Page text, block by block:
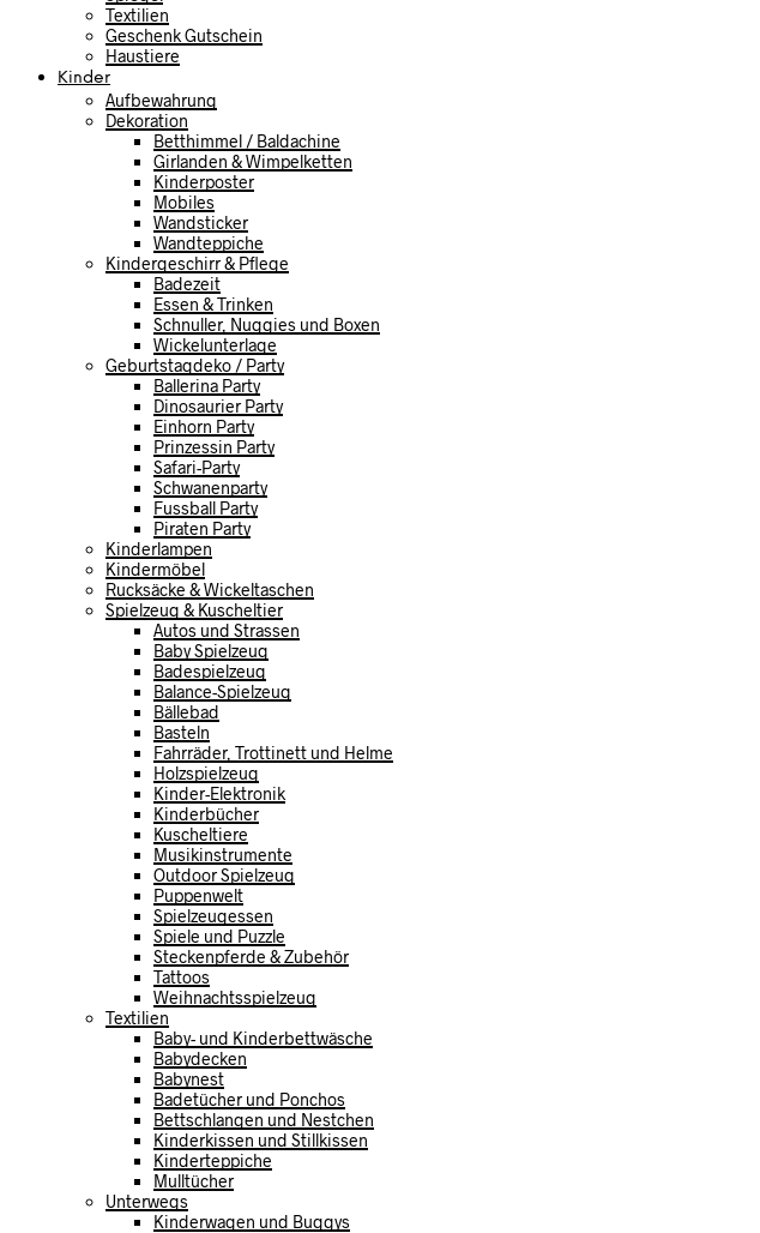
Textilien
Geschenk Gutschein
Haustiere
Kinder
Aufbewahrung
Dekoration
Betthimmel / Baldachine
Girlanden & Wimpelketten
Kinderposter
Mobiles
Wandsticker
Wandteppiche
Kindergeschirr & Pflege
Badezeit
Essen & Trinken
Schnuller, Nuggies und Boxen
Wickelunterlage
Geburtstagdeko / Party
Ballerina Party
Dinosaurier Party
Einhorn Party
Prinzessin Party
Safari-Party
Schwanenparty
Fussball Party
Piraten Party
Kinderlampen
Kindermöbel
Rucksäcke & Wickeltaschen
Spielzeug & Kuscheltier
Autos und Strassen
Baby Spielzeug
Badespielzeug
Balance-Spielzeug
Bällebad
Basteln
Fahrräder, Trottinett und Helme
Holzspielzeug
Kinder-Elektronik
Kinderbücher
Kuscheltiere
Musikinstrumente
Outdoor Spielzeug
Puppenwelt
Spielzeugessen
Spiele und Puzzle
Steckenpferde & Zubehör
Tattoos
Weihnachtsspielzeug
Textilien
Baby- und Kinderbettwäsche
Babydecken
Babynest
Badetücher und Ponchos
Bettschlangen und Nestchen
Kinderkissen und Stillkissen
Kinderteppiche
Mulltücher
Unterwegs
Kinderwagen und Buggys